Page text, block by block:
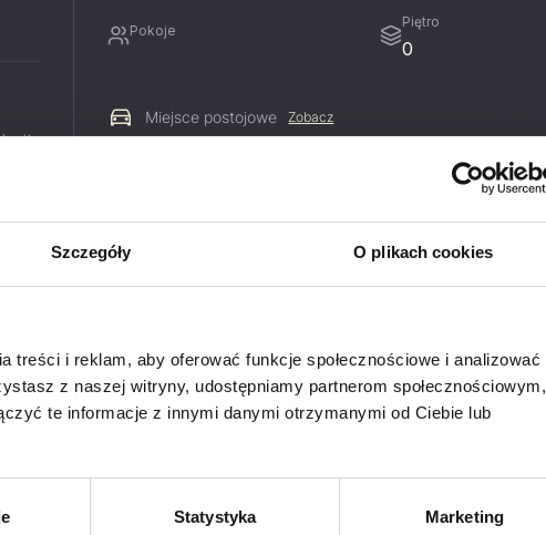
Szczegóły O plikach cookies
treści i reklam, aby oferować funkcje społecznościowe i analizować
z naszej witryny, udostępniamy partnerom społecznościowym,
te informacje z innymi danymi otrzymanymi od Ciebie lub
Statystyka Marketing
brutto
Pokoje
Piętro
0
Miejsce postojowe Zobacz
Imię i nazwisko